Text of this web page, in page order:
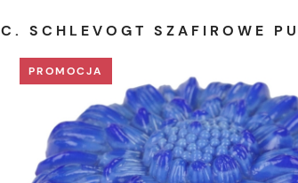
C. SCHLEVOGT SZAFIROWE
PROMOCJA